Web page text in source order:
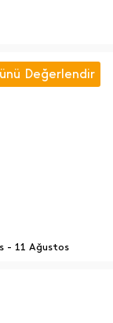
Değerlendir
- 11 Ağustos